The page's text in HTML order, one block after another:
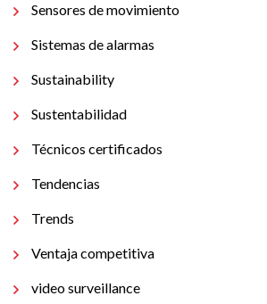
Sensores de movimiento
Sistemas de alarmas
Sustainability
Sustentabilidad
Técnicos certificados
Tendencias
Trends
Ventaja competitiva
video surveillance